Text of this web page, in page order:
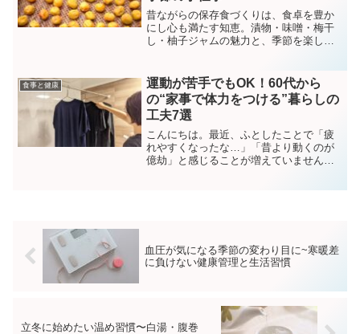
昔ながらの保存食づくりは、食卓を豊か
にし心も満たす知恵。漬物・味噌・梅干
し・柚子ジャムの魅力と、季節を楽しむ
食事と健康
運動が苦手でもOK！60代から
の“家事で体力をつける”暮らしの
工夫7選
こんにちは。最近、ふとしたことで「疲
れやすくなったな…」「昔より動くのが
億劫」と感じることが増えていません
血圧が気になる季節の変わり目に~寒暖差
に負けない健康管理と生活習慣
立冬に始めたい温め習慣〜白湯・腹巻